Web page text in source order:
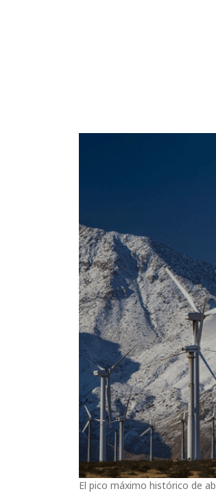
El pico máximo histórico de